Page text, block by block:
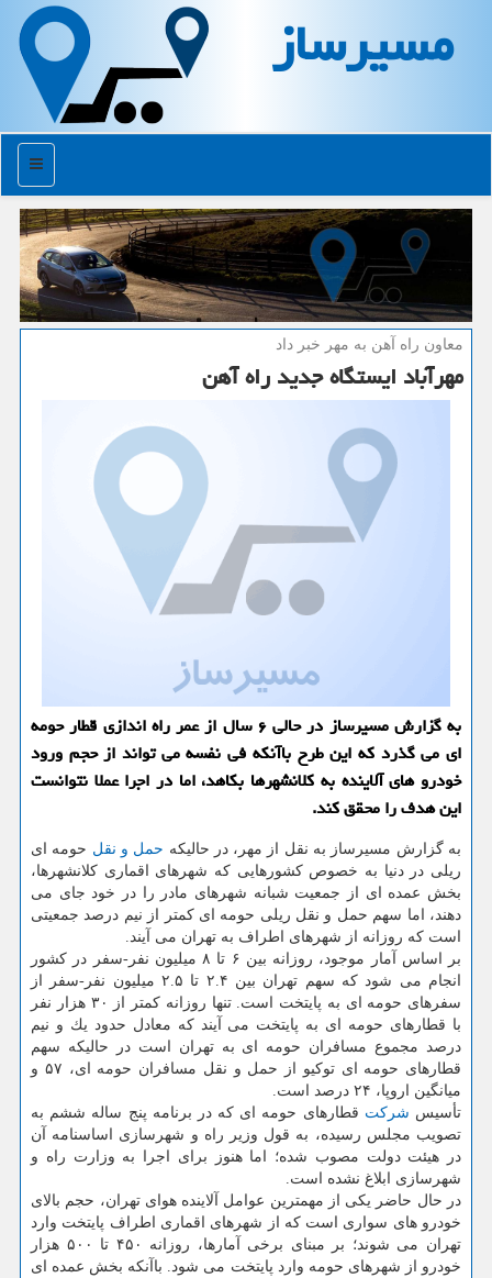
مسیرساز
منو
معاون راه آهن به مهر خبر داد
مهرآباد ایستگاه جدید راه آهن
به گزارش مسیرساز در حالی ۶ سال از عمر راه اندازی قطار حومه
ای می گذرد كه این طرح باآنكه فی نفسه می تواند از حجم ورود
خودرو های آلاینده به كلانشهرها بكاهد، اما در اجرا عملا نتوانست
این هدف را محقق كند.
به گزارش مسیرساز به نقل از مهر، در حالیكه حمل و نقل حومه ای
ریلی در دنیا به خصوص كشورهایی كه شهرهای اقماری كلانشهرها،
بخش عمده ای از جمعیت شبانه شهرهای مادر را در خود جای می
دهند، اما سهم حمل و نقل ریلی حومه ای كمتر از نیم درصد جمعیتی
است كه روزانه از شهرهای اطراف به تهران می آیند.
بر اساس آمار موجود، روزانه بین ۶ تا ۸ میلیون نفر-سفر در كشور
انجام می شود كه سهم تهران بین ۲.۴ تا ۲.۵ میلیون نفر-سفر از
سفرهای حومه ای به پایتخت است. تنها روزانه كمتر از ۳۰ هزار نفر
با قطارهای حومه ای به پایتخت می آیند كه معادل حدود یك و نیم
درصد مجموع مسافران حومه ای به تهران است در حالیكه سهم
قطارهای حومه ای توكیو از حمل و نقل مسافران حومه ای، ۵۷ و
میانگین اروپا، ۲۴ درصد است.
تأسیس شركت قطارهای حومه ای كه در برنامه پنج ساله ششم به
تصویب مجلس رسیده، به قول وزیر راه و شهرسازی اساسنامه آن
در هیئت دولت مصوب شده؛ اما هنوز برای اجرا به وزارت راه و
شهرسازی ابلاغ نشده است.
در حال حاضر یكی از مهمترین عوامل آلاینده هوای تهران، حجم بالای
خودرو های سواری است كه از شهرهای اقماری اطراف پایتخت وارد
تهران می شوند؛ بر مبنای برخی آمارها، روزانه ۴۵۰ تا ۵۰۰ هزار
خودرو از شهرهای حومه وارد پایتخت می شود. باآنكه بخش عمده ای